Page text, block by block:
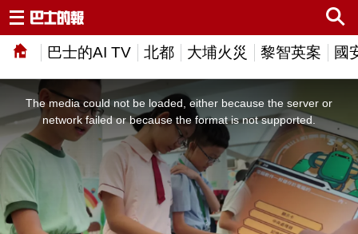
巴士的AI TV 北都 大埔火災 黎智英案 國
window.
The media could not be loaded, either because the server or
network failed or because the format is not supported.